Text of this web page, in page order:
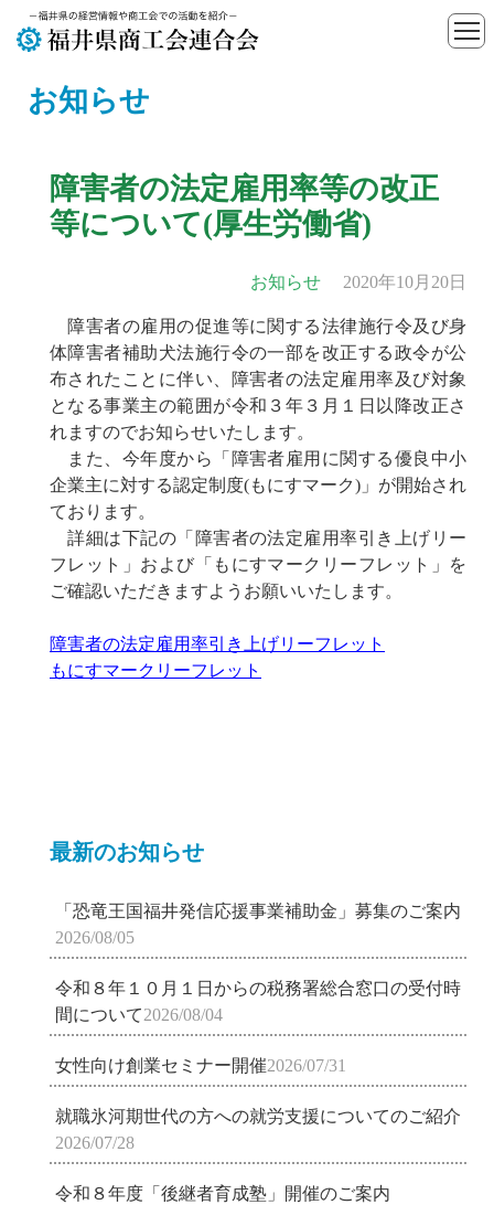
お知らせ
障害者の法定雇用率等の改正
等について(厚生労働省)
お知らせ 2020年10月20日
障害者の雇用の促進等に関する法律施行令及び身
体障害者補助犬法施行令の一部を改正する政令が公
布されたことに伴い、障害者の法定雇用率及び対象
となる事業主の範囲が令和３年３月１日以降改正さ
れますのでお知らせいたします。
また、今年度から「障害者雇用に関する優良中小
企業主に対する認定制度(もにすマーク)」が開始され
ております。
詳細は下記の「障害者の法定雇用率引き上げリー
フレット」および「もにすマークリーフレット」を
ご確認いただきますようお願いいたします。
障害者の法定雇用率引き上げリーフレット
もにすマークリーフレット
最新のお知らせ
「恐竜王国福井発信応援事業補助金」募集のご案内
2026/08/05
令和８年１０月１日からの税務署総合窓口の受付時
間について2026/08/04
女性向け創業セミナー開催2026/07/31
就職氷河期世代の方への就労支援についてのご紹介
2026/07/28
令和８年度「後継者育成塾」開催のご案内